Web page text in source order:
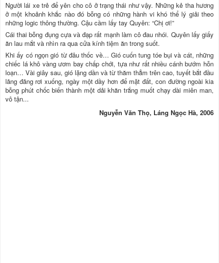
Người lái xe trẻ để yên cho cô ở trạng thái như vậy. Những kẻ tha hương
ở một khoảnh khắc nào đó bỗng có những hành vi khó thể lý giải theo
những logic thông thường. Cậu cầm lấy tay Quyên: “Chị ơi!”
Cái thai bỗng đụng cựa và đạp rất mạnh làm cô đau nhói. Quyên lấy giấy
ăn lau mắt và nhìn ra qua cửa kính tiệm ăn trong suốt.
Khi ấy có ngọn gió từ đâu thốc về… Gió cuốn tung tóe bụi và cát, những
chiếc lá khô vàng ươm bay chấp chới, tựa như rất nhiều cánh bướm hỗn
loạn… Vài giây sau, gió lặng dần và từ thăm thẳm trên cao, tuyết bắt đầu
lãng đãng rơi xuống, ngày một dầy hơn để mặt đất, con đường ngoài kia
bỗng phút chốc biến thành một dải khăn trắng muốt chạy dài miên man,
vô tận...
Nguyễn Văn Thọ, Láng Ngọc Hà, 2006